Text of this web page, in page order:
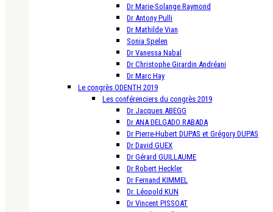
Dr Marie-Solange Raymond
Dr Antony Pulli
Dr Mathilde Vian
Sonia Spelen
Dr Vanessa Nabal
Dr Christophe Girardin Andréani
Dr Marc Hay
Le congrès ODENTH 2019
Les conférenciers du congrès 2019
Dr Jacques ABEGG
Dr ANA DELGADO RABADA
Dr Pierre-Hubert DUPAS et Grégory DUPAS
Dr David GUEX
Dr Gérard GUILLAUME
Dr Robert Heckler
Dr Fernand KIMMEL
Dr. Léopold KUN
Dr Vincent PISSOAT